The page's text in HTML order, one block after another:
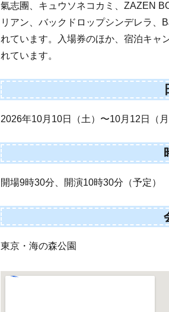
氣志團、キュウソネコカミ、ZAZEN
リアン、バックドロップシンデレラ、
れています。入場券のほか、宿泊キャ
れています。
2026年10月10日（土）〜10月12日（月
開場9時30分、開演10時30分（予定）
東京・海の森公園